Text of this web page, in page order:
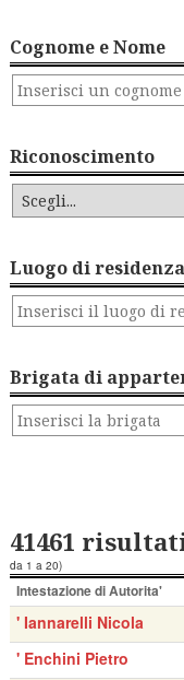
Cognome e Nome
Riconoscimento
Luogo di residenza
Brigata di
41461
da 1 a 20)
Intestazione di Autorita'
' Iannarelli Nicola
' Enchini Pietro